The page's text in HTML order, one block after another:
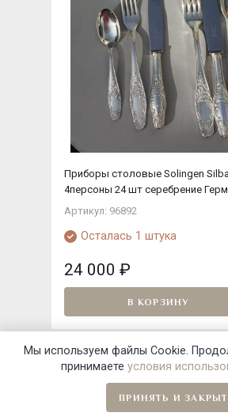
Приборы столовые Solingen
4персоны 24 шт серебрение
Артикул: 96892
Осталась 1 штука
24 000 ₽
В КОРЗИНУ
Хит
Мы используем файлы Cookie.
принимаете условия
ПРИНЯТЬ И